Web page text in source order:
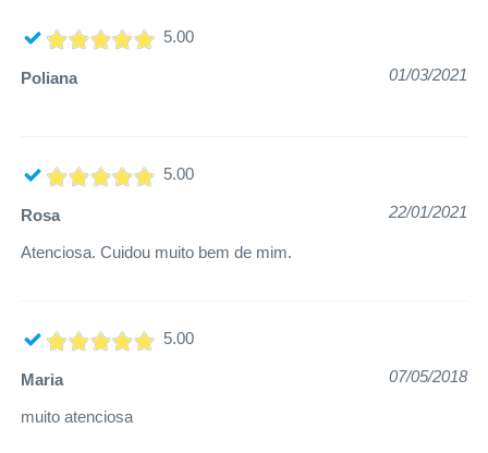
5.00
Poliana 01/03/2021
5.00
Rosa 22/01/2021
Atenciosa. Cuidou muito bem de mim.
5.00
Maria 07/05/2018
muito atenciosa